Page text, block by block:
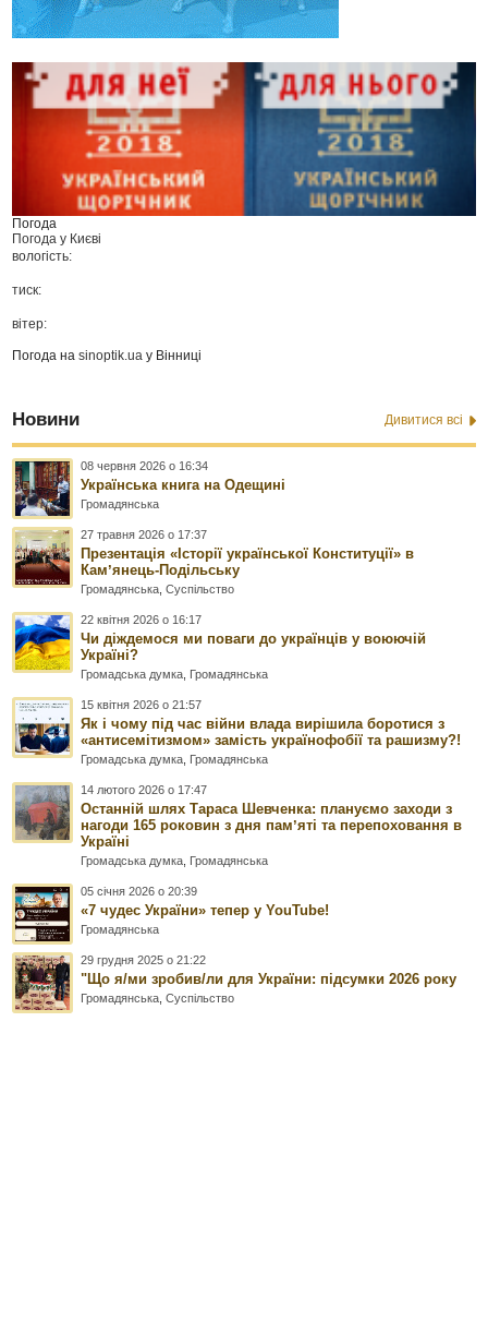
Погода
Погода у Києві
вологість:
тиск:
вітер:
Погода наsinoptik.ua у Вінниці
Новини Дивитися всі
08 червня 2026 о 16:34
Українська книга на Одещині
Громадянська
27 травня 2026 о 17:37
Презентація «Історії української Конституції» в
Камʼянець-Подільську
Громадянська ,Суспільство
22 квітня 2026 о 16:17
Чи діждемося ми поваги до українців у воюючій
Україні?
Громадська думка Громадянська
15 квітня 2026 о 21:57
Як і чому під час війни влада вирішила боротися з
«антисемітизмом» замість українофобії та рашизму?!
Громадська думка Громадянська
14 лютого 2026 о 17:47
Останній шлях Тараса Шевченка: плануємо заходи з
нагоди 165 роковин з дня памʼяті та перепоховання в
Україні
Громадська думка Громадянська
05 січня 2026 о 20:39
«7 чудес України» тепер у YouTube!
Громадянська
29 грудня 2025 о 21:22
"Що я/ми зробив/ли для України: підсумки 2026 року
Громадянська ,Суспільство